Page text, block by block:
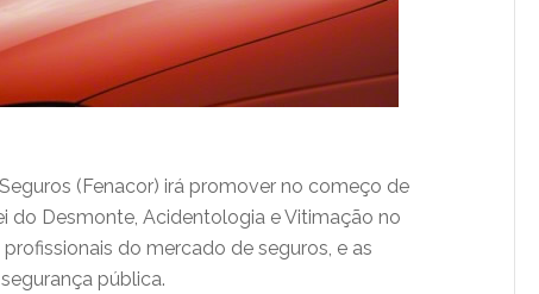
(Fenacor) irá promover no começo de
do Desmonte, Acidentologia e Vitimação no
do mercado de seguros, e as
pública.